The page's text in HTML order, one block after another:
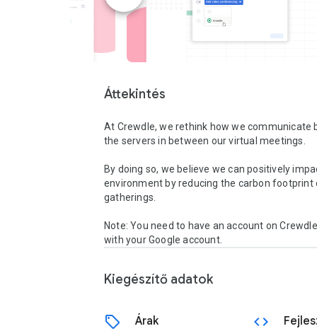
Áttekintés
At Crewdle, we rethink how we communicate
the servers in between our virtual meetings.
By doing so, we believe we can positively
environment by reducing the carbon footprint
gatherings.
Note: You need to have an account on
with your Google account.
Kiegészítő adatok
sell Árak code